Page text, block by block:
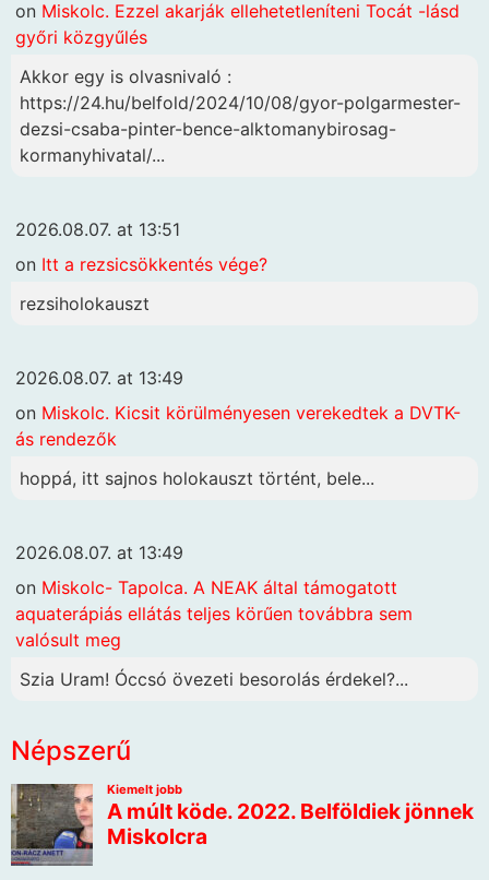
on Miskolc. Ezzel akarják ellehetetleníteni Tocát -lásd
győri közgyűlés
Akkor egy is olvasnivaló :
https://24.hu/belfold/2024/10/08/gyor-polgarmester-
dezsi-csaba-pinter-bence-alktomanybirosag-
kormanyhivatal/...
2026.08.07. at 13:51
on Itt a rezsicsökkentés vége?
rezsiholokauszt
2026.08.07. at 13:49
on Miskolc. Kicsit körülményesen verekedtek a DVTK-
ás rendezők
hoppá, itt sajnos holokauszt történt, bele...
2026.08.07. at 13:49
on Miskolc- Tapolca. A NEAK által támogatott
aquaterápiás ellátás teljes körűen továbbra sem
valósult meg
Szia Uram! Óccsó övezeti besorolás érdekel?...
Népszerű